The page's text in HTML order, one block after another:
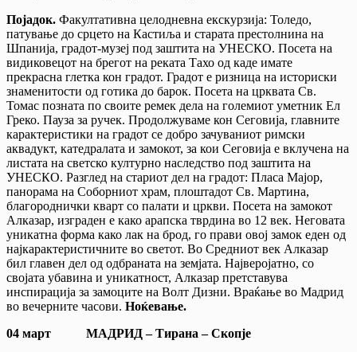
Појадок. Факултативна целодневна екскурзија: Толедо,
патување до срцето на Кастиља и старата престолнина на
Шпанија, градот-музеј под заштита на УНЕСКО. Посета на
видиковецот на брегот на реката Тахо од каде имате
прекрасна глетка кон градот. Градот е ризница на историски
знаменитости од готика до барок. Посета на црквата Св.
Томас позната по своите ремек дела на големиот уметник Ел
Греко. Пауза за ручек. Продолжуваме кон Сеговија, главните
карактеристики на градот се добро зачуваниот римски
аквадукт, катедралата и замокот, за кои Сеговија е вклучена на
листата на светско културно наследство под заштита на
УНЕСКО. Разглед на стариот дел на градот: Пласа Мајор,
панорама на Соборниот храм, плоштадот Св. Мартина,
благороднички кварт со палати и цркви. Посета на замокот
Алказар, изграден е како арапска тврдина во 12 век. Неговата
уникатна форма како лак на брод, го прави овој замок еден од
најкарактеристичните во светот. Во Средниот век Алказар
бил главен дел од одбраната на земјата. Најверојатно, со
својата убавина и уникатност, Алказар претставува
инспирација за замоците на Волт Дизни. Враќање во Мадрид
во вечерните часови. Ноќевање.
04 март
МАДРИД – Тирана – Скопје